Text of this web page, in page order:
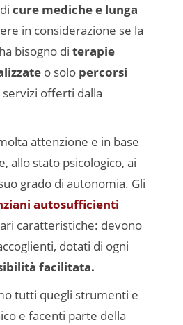
cure mediche e lunga
in considerazione se la
bisogno di terapie
o solo percorsi
offerti dalla
attenzione e in base
allo stato psicologico, ai
grado di autonomia. Gli
autosufficienti
caratteristiche: devono
dotati di ogni
facilitata.
tutti quegli strumenti e
e facenti parte della